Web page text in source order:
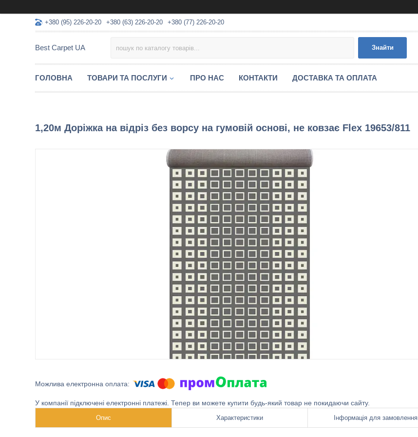
+380 (95) 226-20-20 +380 (63) 226-20-20 +380 (77) 226-20-20
Best Carpet UA Знайти
ГОЛОВНА ТОВАРИ ТА ПОСЛУГИ ПРО НАС КОНТАКТИ ДОСТАВКА ТА ОПЛАТА
1,20м Доріжка на відріз без ворсу на гумовій основі, не ковзає Flex 19653/811
У компанії підключені електронні платежі. Тепер ви можете купити будь-який товар не покидаючи сайту.
Опис Характеристики Інформація для замовлення